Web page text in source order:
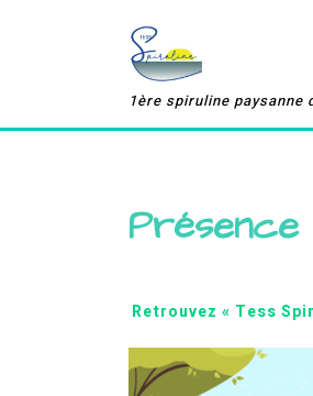
1ère spiruline paysanne
Retrouvez « Tess